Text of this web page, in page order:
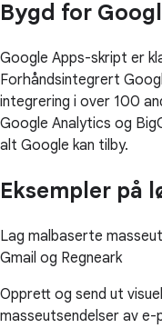
Bygd for
Google Apps-skript er
Forhåndsintegrert
integrering i over 100
Google Analytics og
alt Google kan tilby.
Eksempler på
Lag malbaserte
Gmail og Regneark
Opprett og send ut
masseutsendelser av